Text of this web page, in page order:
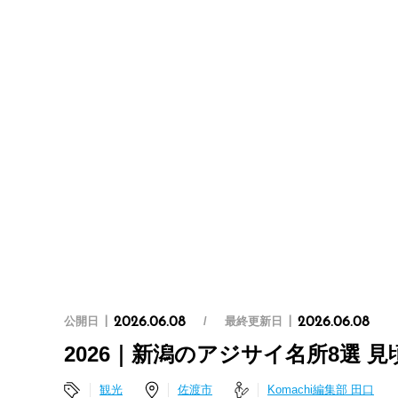
公開日 2026.06.08 最終更新日 2026.06.08
2026｜新潟のアジサイ名所8選 見
観光 佐渡市 Komachi編集部 田口